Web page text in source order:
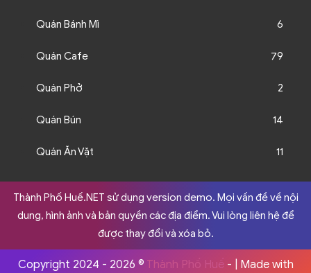
Quán Bánh Mì 6
Quán Cafe 79
Quán Phở 2
Quán Bún 14
Quán Ăn Vặt 11
Thành Phố Huế.NET sử dụng version demo. Mọi vấn đề về nội
dung, hình ảnh và bản quyền các địa điểm. Vui lòng liên hệ để
được thay đổi và xóa bỏ.
Copyright 2024 - 2026 © Thành Phố Huế- | Made with